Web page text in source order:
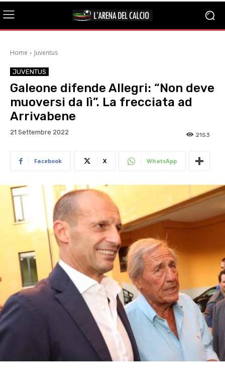
Home Juventus
JUVENTUS
Galeone difende Allegri: “Non deve
muoversi da lì”. La frecciata ad
Arrivabene
21 Settembre 2022 2153
Facebook X WhatsApp